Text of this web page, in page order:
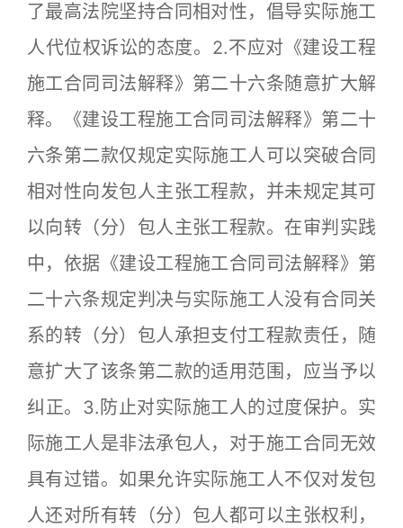
了最高法院坚持合同相对性，倡导实际施工
人代位权诉讼的态度。2.不应对《建设工程
施工合同司法解释》第二十六条随意扩大解
释。《建设工程施工合同司法解释》第二十
六条第二款仅规定实际施工人可以突破合同
相对性向发包人主张工程款，并未规定其可
以向转（分）包人主张工程款。在审判实践
中，依据《建设工程施工合同司法解释》第
二十六条规定判决与实际施工人没有合同关
系的转（分）包人承担支付工程款责任，随
意扩大了该条第二款的适用范围，应当予以
纠正。3.防止对实际施工人的过度保护。实
际施工人是非法承包人，对于施工合同无效
具有过错。如果允许实际施工人不仅对发包
人还对所有转（分）包人都可以主张权利，